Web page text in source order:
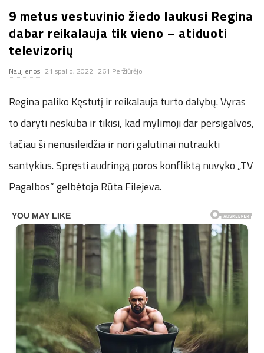
n
.
n
e
t
9 metus vestuvinio žiedo laukusi Regina
dabar reikalauja tik vieno – atiduoti
televizorių
Naujienos 21 spalio, 2022 261 Peržiūrėjo
Regina paliko Kęstutį ir reikalauja turto dalybų. Vyras
to daryti neskuba ir tikisi, kad mylimoji dar persigalvos,
tačiau ši nenusileidžia ir nori galutinai nutraukti
santykius. Spręsti audringą poros konfliktą nuvyko „TV
Pagalbos“ gelbėtoja Rūta Filejeva.